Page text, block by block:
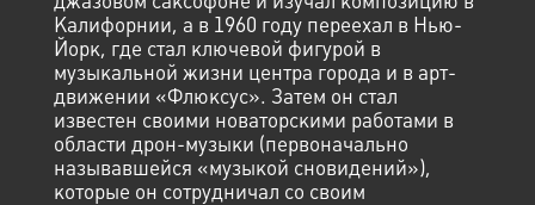
Калифорнии, а в 1960 году переехал в Нью-
Йорк, где стал ключевой фигурой в
музыкальной жизни центра города и в арт-
движении «Флюксус». Затем он стал
известен своими новаторскими работами в
области дрон-музыки (первоначально
называвшейся «музыкой сновидений»),
которые он сотрудничал со своим